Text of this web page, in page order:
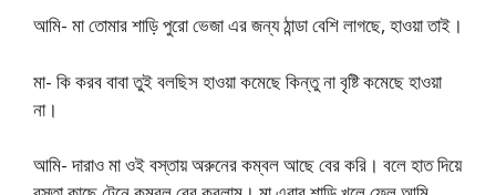
আমি- মা তোমার শাড়ি পুরো ভেজা এর জন্য ঠান্ডা বেশি লাগছে, হাওয়া তাই।
মা- কি করব বাবা তুই বলছিস হাওয়া কমেছে কিন্তু না বৃষ্টি কমেছে হাওয়া
না।
আমি- দারাও মা ওই বস্তায় অরুনের কম্বল আছে বের করি। বলে হাত দিয়ে